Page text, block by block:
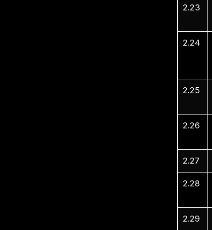
2.23
2.24
2.25
2.26
2.27
2.28
2.29